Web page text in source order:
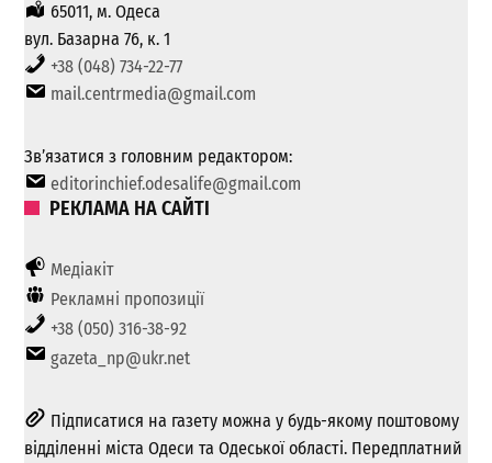
65011, м. Одеса
вул. Базарна 76, к. 1
+38 (048) 734-22-77
mail.centrmedia@gmail.com
Зв’язатися з головним редактором:
editorinchief.odesalife@gmail.com
РЕКЛАМА НА САЙТІ
Медіакіт
Рекламні пропозиції
+38 (050) 316-38-92
gazeta_np@ukr.net
Підписатися на газету можна у будь-якому поштовому
відділенні міста Одеси та Одеської області. Передплатний